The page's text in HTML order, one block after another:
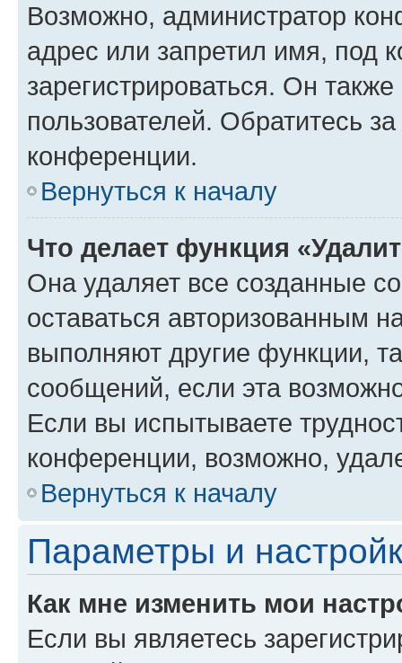
Возможно, администратор
адрес или запретил имя, под
зарегистрироваться. Он
пользователей. Обратитесь
конференции.
Вернуться к началу
Что делает функция
Она удаляет все созданные
оставаться авторизованным
выполняют другие функции,
сообщений, если эта
Если вы испытываете
конференции, возможно,
Вернуться к началу
Параметры и
Как мне изменить мои
Если вы являетесь